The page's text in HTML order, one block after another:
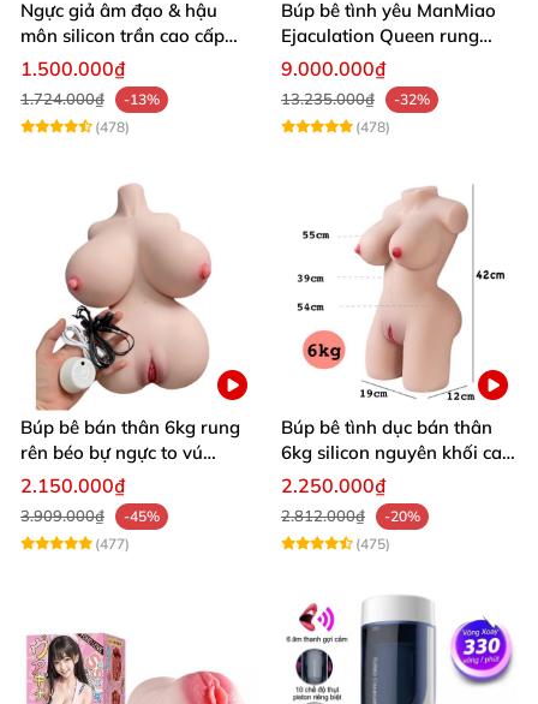
Ngực giả âm đạo & hậu
môn silicon trần cao cấp
mềm mịn - Man
Mastuebator 3kg
1.500.000₫
1.724.000₫
-13%
(478)
Búp bê tình yêu ManMiao
Ejaculation Queen rung
cảm biến sưởi ấm phun
nước thông minh
9.000.000₫
13.235.000₫
-32%
(478)
Búp bê bán thân 6kg rung
rên béo bự ngực to vú
khủng siêu múp
2.150.000₫
3.909.000₫
-45%
(477)
Búp bê tình dục bán thân
6kg silicon nguyên khối cao
cấp giá rẻ
2.250.000₫
2.812.000₫
-20%
(475)